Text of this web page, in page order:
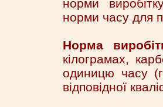
норми
норми часу для
Норма
кілограмах,
одиницю часу
відповідної